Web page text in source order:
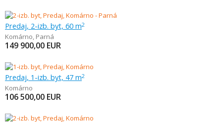
Predaj, 2-izb. byt, 60 m2
Komárno, Parná
149 900,00 EUR
Predaj, 1-izb. byt, 47 m2
Komárno
106 500,00 EUR